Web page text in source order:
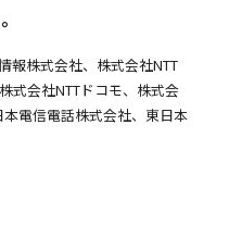
報株式会社、株式会社NTT
式会社NTTドコモ、株式会
電信電話株式会社、東日本